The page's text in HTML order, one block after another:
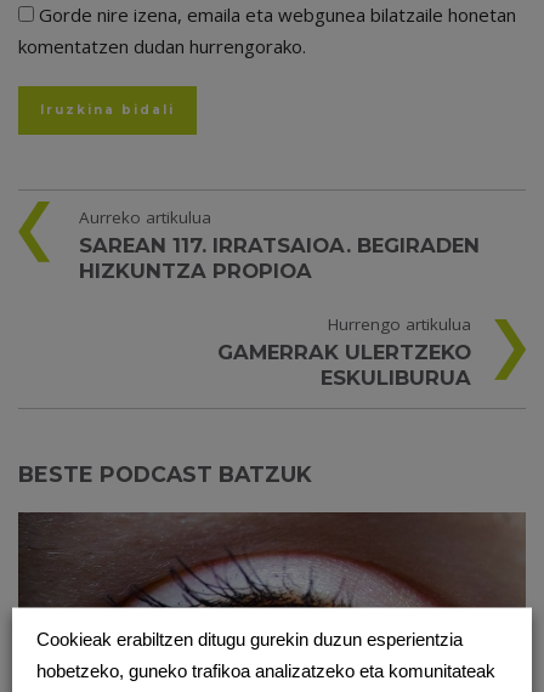
Gorde nire izena, emaila eta webgunea bilatzaile honetan
komentatzen dudan hurrengorako.
Aurreko artikulua
SAREAN 117. IRRATSAIOA. BEGIRADEN
HIZKUNTZA PROPIOA
Hurrengo artikulua
GAMERRAK ULERTZEKO
ESKULIBURUA
BESTE PODCAST BATZUK
Cookieak erabiltzen ditugu gurekin duzun esperientzia
hobetzeko, guneko trafikoa analizatzeko eta komunitateak